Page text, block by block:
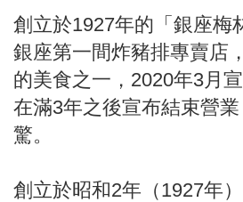
創立於1927年的「銀座梅
銀座第一間炸豬排專賣店
的美食之一，2020年3月
在滿3年之後宣布結束營
驚。
創立於昭和2年（1927年